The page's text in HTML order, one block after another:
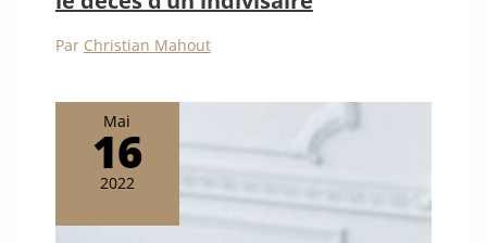
Par Christian Mahout
Mai
16
2022